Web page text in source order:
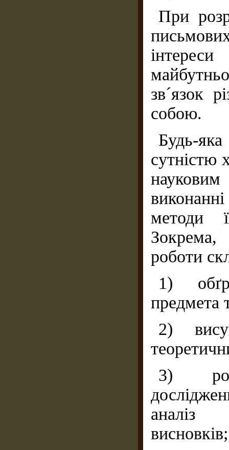
При
зв´язок
собою.
Будь-
сутністю
методи
роботи
1)
предмета
2)
3)
аналіз
висновків;